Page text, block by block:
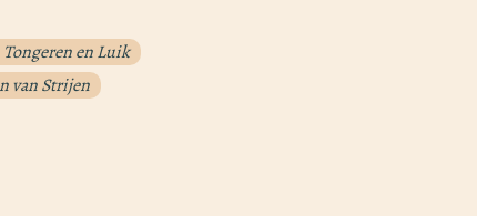
en Luik
van Strijen